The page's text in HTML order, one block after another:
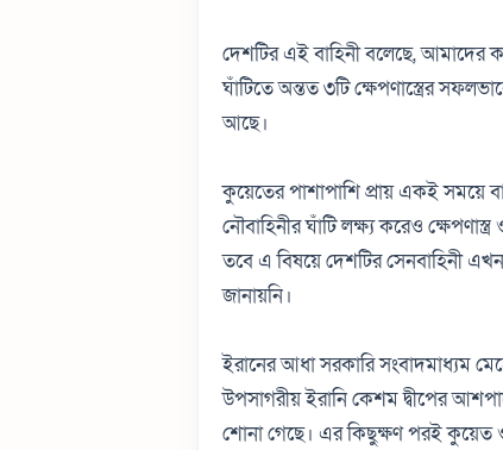
দেশটির এই বাহিনী বলেছে, আমাদের
ঘাঁটিতে অন্তত ৩টি ক্ষেপণাস্ত্রের
আছে।
কুয়েতের পাশাপাশি প্রায় একই সময়ে
নৌবাহিনীর ঘাঁটি লক্ষ্য করেও
তবে এ বিষয়ে দেশটির সেনবাহিনী এখন
জানায়নি।
ইরানের আধা সরকারি সংবাদমাধ্যম
উপসাগরীয় ইরানি কেশম দ্বীপের
শোনা গেছে। এর কিছুক্ষণ পরই কুয়েত ও